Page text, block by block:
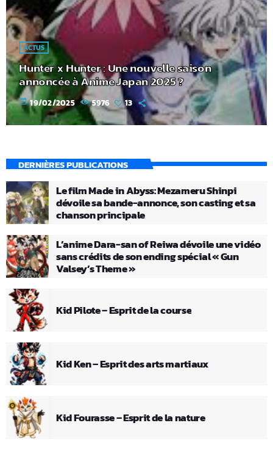
ACTUS
Hunter x Hunter : Une nouvelle saison
annoncée à Anime Japan 2025 ?
today 19/02/2025 5976 13
DERNIÈRES PUBLICATIONS
Le film Made in Abyss: Mezameru Shinpi
dévoile sa bande-annonce, son casting et sa
chanson principale
L’anime Dara-san of Reiwa dévoile une vidéo
sans crédits de son ending spécial « Gun
Valsey’s Theme »
Kid Pilote – Esprit de la course
Kid Ken – Esprit des arts martiaux
Kid Fourasse – Esprit de la nature